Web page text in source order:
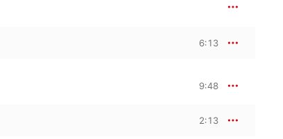
6:13
9:48
2:13